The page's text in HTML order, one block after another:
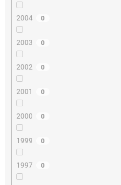
2004 0
2003 0
2002 0
2001 0
2000 0
1999 0
1997 0